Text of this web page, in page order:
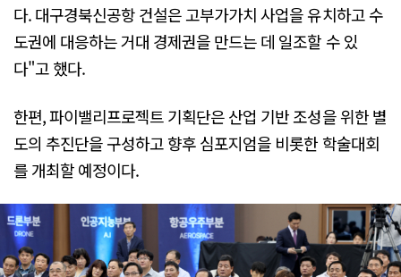
다. 대구경북신공항 건설은 고부가가치 사업을 유치하고 수
도권에 대응하는 거대 경제권을 만드는 데 일조할 수 있
다"고 했다.
한편, 파이밸리프로젝트 기획단은 산업 기반 조성을 위한 별
도의 추진단을 구성하고 향후 심포지엄을 비롯한 학술대회
를 개최할 예정이다.